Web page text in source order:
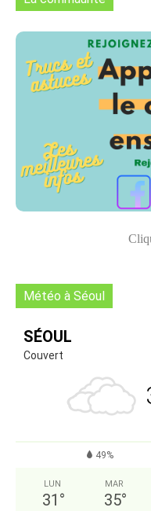
Météo à Séoul
SÉOUL
Couvert
49%
LUN
31 °
MAR
35°